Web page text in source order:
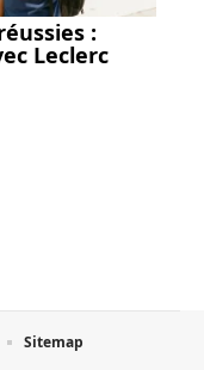
:
Leclerc
Sitemap